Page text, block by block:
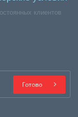
клиентов
Готово